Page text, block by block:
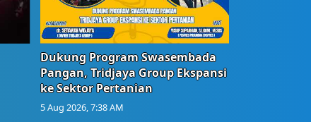
Dukung Program Swasembada
Pangan, Tridjaya Group Ekspansi
ke Sektor Pertanian
5 Aug 2026, 7:38 AM